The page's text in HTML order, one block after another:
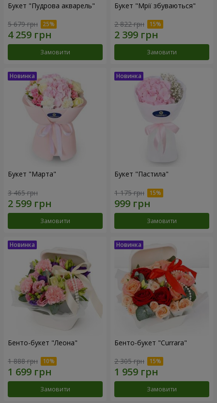
Букет "Пудрова акварель"
5 679 грн
Замовити
Букет "Мрії збуваються"
2 822 грн
Замовити
Букет "Марта"
3 465 грн
Замовити
Букет "Пастила"
1 175 грн
Замовити
Бенто-букет "Леона"
1 888 грн
Замовити
Бенто-букет "Currara"
2 305 грн
Замовити